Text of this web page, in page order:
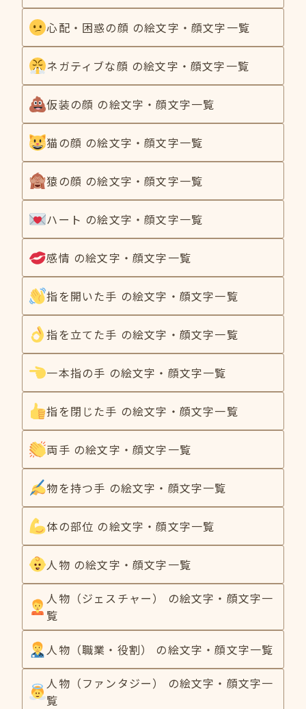
心配・困惑の顔 の絵文字・顔文字一覧
ネガティブな顔 の絵文字・顔文字一覧
仮装の顔 の絵文字・顔文字一覧
猫の顔 の絵文字・顔文字一覧
猿の顔 の絵文字・顔文字一覧
ハート の絵文字・顔文字一覧
感情 の絵文字・顔文字一覧
指を開いた手 の絵文字・顔文字一覧
指を立てた手 の絵文字・顔文字一覧
一本指の手 の絵文字・顔文字一覧
指を閉じた手 の絵文字・顔文字一覧
両手 の絵文字・顔文字一覧
物を持つ手 の絵文字・顔文字一覧
体の部位 の絵文字・顔文字一覧
人物 の絵文字・顔文字一覧
人物（ジェスチャー） の絵文字・顔文字一
覧
人物（職業・役割） の絵文字・顔文字一覧
人物（ファンタジー） の絵文字・顔文字一
覧